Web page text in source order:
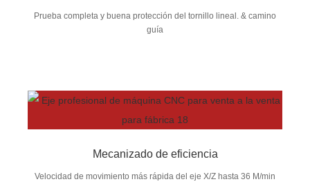
Prueba completa y buena protección del tornillo lineal. & camino
guía
Mecanizado de eficiencia
Velocidad de movimiento más rápida del eje X/Z hasta 36 M/min